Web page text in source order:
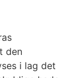
den
i lag det